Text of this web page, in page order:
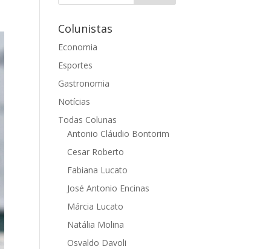
Colunistas
Economia
Esportes
Gastronomia
Notícias
Todas Colunas
Antonio Cláudio Bontorim
Cesar Roberto
Fabiana Lucato
José Antonio Encinas
Márcia Lucato
Natália Molina
Osvaldo Davoli